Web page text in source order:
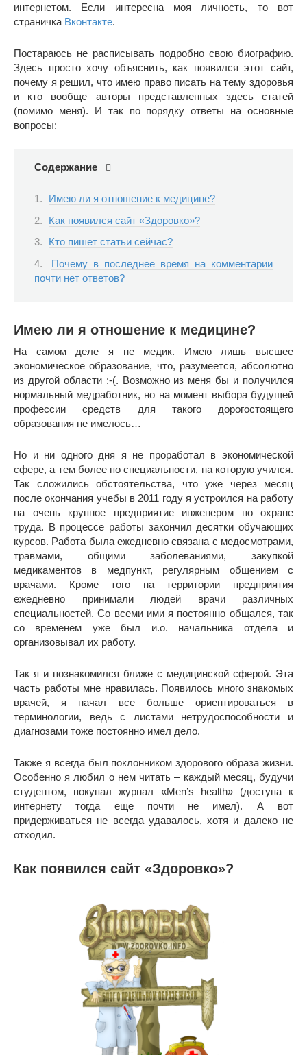
интернетом. Если интересна моя личность, то вот
страничка Вконтакте.
Постараюсь не расписывать подробно свою биографию.
Здесь просто хочу объяснить, как появился этот сайт,
почему я решил, что имею право писать на тему здоровья
и кто вообще авторы представленных здесь статей
(помимо меня). И так по порядку ответы на основные
вопросы:
Содержание
Имею ли я отношение к медицине?
Как появился сайт «Здоровко»?
Кто пишет статьи сейчас?
Почему в последнее время на комментарии
почти нет ответов?
Имею ли я отношение к медицине?
На самом деле я не медик. Имею лишь высшее
экономическое образование, что, разумеется, абсолютно
из другой области :-(. Возможно из меня бы и получился
нормальный медработник, но на момент выбора будущей
профессии средств для такого дорогостоящего
образования не имелось…
Но и ни одного дня я не проработал в экономической
сфере, а тем более по специальности, на которую учился.
Так сложились обстоятельства, что уже через месяц
после окончания учебы в 2011 году я устроился на работу
на очень крупное предприятие инженером по охране
труда. В процессе работы закончил десятки обучающих
курсов. Работа была ежедневно связана с медосмотрами,
травмами, общими заболеваниями, закупкой
медикаментов в медпункт, регулярным общением с
врачами. Кроме того на территории предприятия
ежедневно принимали людей врачи различных
специальностей. Со всеми ими я постоянно общался, так
со временем уже был и.о. начальника отдела и
организовывал их работу.
Так я и познакомился ближе с медицинской сферой. Эта
часть работы мне нравилась. Появилось много знакомых
врачей, я начал все больше ориентироваться в
терминологии, ведь с листами нетрудоспособности и
диагнозами тоже постоянно имел дело.
Также я всегда был поклонником здорового образа жизни.
Особенно я любил о нем читать – каждый месяц, будучи
студентом, покупал журнал «Men’s health» (доступа к
интернету тогда еще почти не имел). А вот
придерживаться не всегда удавалось, хотя и далеко не
отходил.
Как появился сайт «Здоровко»?